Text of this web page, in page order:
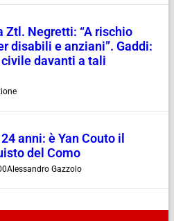
Ztl. Negretti: “A rischio
disabili e anziani”. Gaddi:
davanti a tali
anni: è Yan Couto il
del Como
Alessandro Gazzolo